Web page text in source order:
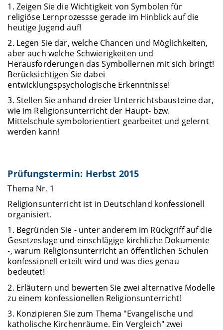
1. Zeigen Sie die Wichtigkeit von Symbolen für
religiöse Lernprozessse gerade im Hinblick auf die
heutige Jugend auf!
2. Legen Sie dar, welche Chancen und Möglichkeiten,
aber auch welche Schwierigkeiten und
Herausforderungen das Symbollernen mit sich bringt!
Berücksichtigen Sie dabei
entwicklungspsychologische Erkenntnisse!
3. Stellen Sie anhand dreier Unterrichtsbausteine dar,
wie im Religionsunterricht der Haupt- bzw.
Mittelschule symbolorientiert gearbeitet und gelernt
werden kann!
Prüfungstermin: Herbst 2015
Thema Nr. 1
Religionsunterricht ist in Deutschland konfessionell
organisiert.
1. Begründen Sie - unter anderem im Rückgriff auf die
Gesetzeslage und einschlägige kirchliche Dokumente
-, warum Religionsunterricht an öffentlichen Schulen
konfessionell erteilt wird und was dies genau
bedeutet!
2. Erläutern und bewerten Sie zwei alternative Modelle
zu einem konfessionellen Religionsunterricht!
3. Konzipieren Sie zum Thema "Evangelische und
katholische Kirchenräume. Ein Vergleich" zwei